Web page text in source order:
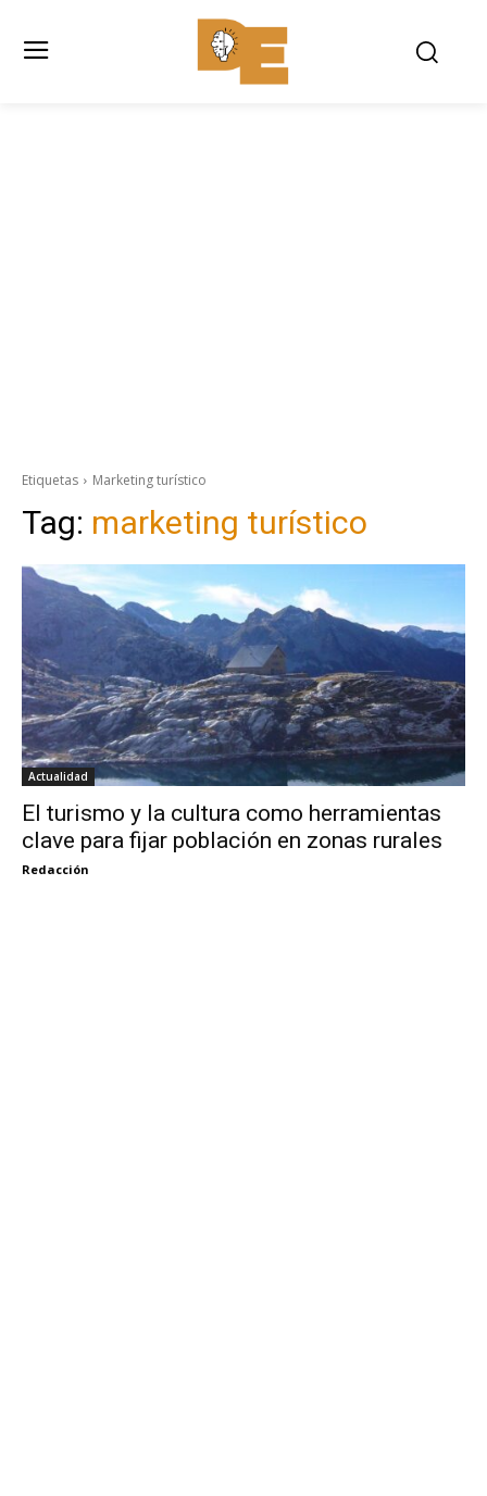
Etiquetas Marketing turístico
Tag: marketing turístico
Actualidad
El turismo y la cultura como herramientas
clave para fijar población en zonas rurales
Redacción